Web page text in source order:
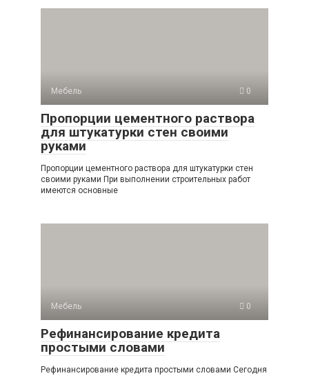
Мебель 0
Пропорции цементного раствора
для штукатурки стен своими
руками
Пропорции цементного раствора для штукатурки стен
своими руками При выполнении строительных работ
имеются основные
Мебель 0
Рефинансирование кредита
простыми словами
Рефинансирование кредита простыми словами Сегодня